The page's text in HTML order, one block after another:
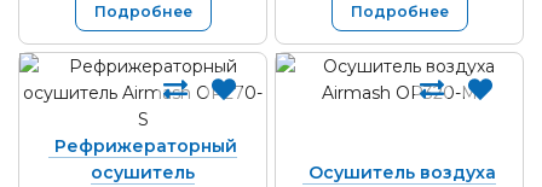
Подробнее Подробнее
Рефрижераторный
осушитель
Осушитель воздуха